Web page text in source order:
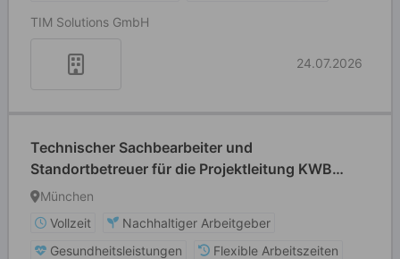
TIM Solutions GmbH
24.07.2026
Technischer Sachbearbeiter und
Standortbetreuer für die Projektleitung KWB
(w/m/d)
München
Vollzeit
Nachhaltiger Arbeitgeber
Gesundheitsleistungen
Flexible Arbeitszeiten